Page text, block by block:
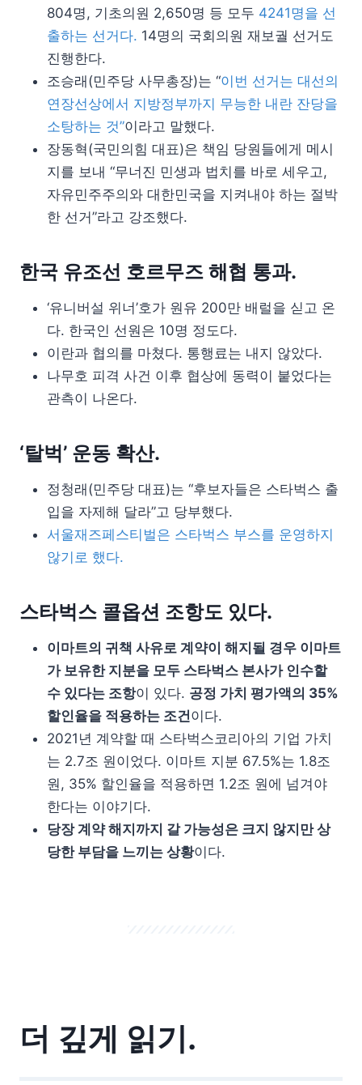
804명, 기초의원 2,650명 등 모두 4241명을 선
출하는 선거다. 14명의 국회의원 재보궐 선거도
진행한다.
조승래(민주당 사무총장)는 “이번 선거는 대선의
연장선상에서 지방정부까지 무능한 내란 잔당을
소탕하는 것”이라고 말했다.
장동혁(국민의힘 대표)은 책임 당원들에게 메시
지를 보내 “무너진 민생과 법치를 바로 세우고,
자유민주주의와 대한민국을 지켜내야 하는 절박
한 선거”라고 강조했다.
한국 유조선 호르무즈 해협 통과.
‘유니버설 위너’호가 원유 200만 배럴을 싣고 온
다. 한국인 선원은 10명 정도다.
이란과 협의를 마쳤다. 통행료는 내지 않았다.
나무호 피격 사건 이후 협상에 동력이 붙었다는
관측이 나온다.
‘탈벅’ 운동 확산.
정청래(민주당 대표)는 “후보자들은 스타벅스 출
입을 자제해 달라”고 당부했다.
서울재즈페스티벌은 스타벅스 부스를 운영하지
않기로 했다.
스타벅스 콜옵션 조항도 있다.
이마트의 귀책 사유로 계약이 해지될 경우 이마트
가 보유한 지분을 모두 스타벅스 본사가 인수할
수 있다는 조항이 있다. 공정 가치 평가액의 35%
할인율을 적용하는 조건이다.
2021년 계약할 때 스타벅스코리아의 기업 가치
는 2.7조 원이었다. 이마트 지분 67.5%는 1.8조
원, 35% 할인율을 적용하면 1.2조 원에 넘겨야
한다는 이야기다.
당장 계약 해지까지 갈 가능성은 크지 않지만 상
당한 부담을 느끼는 상황이다.
더 깊게 읽기.